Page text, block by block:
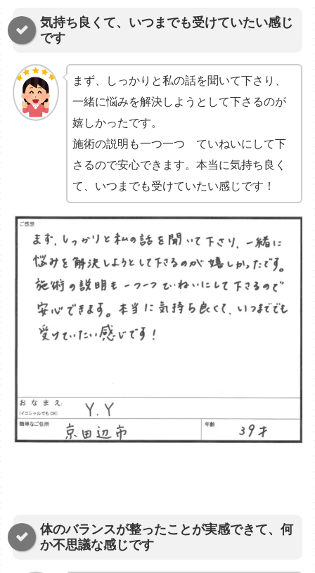
気持ち良くて、いつまでも受けていたい感じ
です
まず、しっかりと私の話を聞いて下さり、
一緒に悩みを解決しようとして下さるのが
嬉しかったです。
施術の説明も一つ一つ ていねいにして下
さるので安心できます。本当に気持ち良く
て、いつまでも受けていたい感じです！
体のバランスが整ったことが実感できて、何
か不思議な感じです